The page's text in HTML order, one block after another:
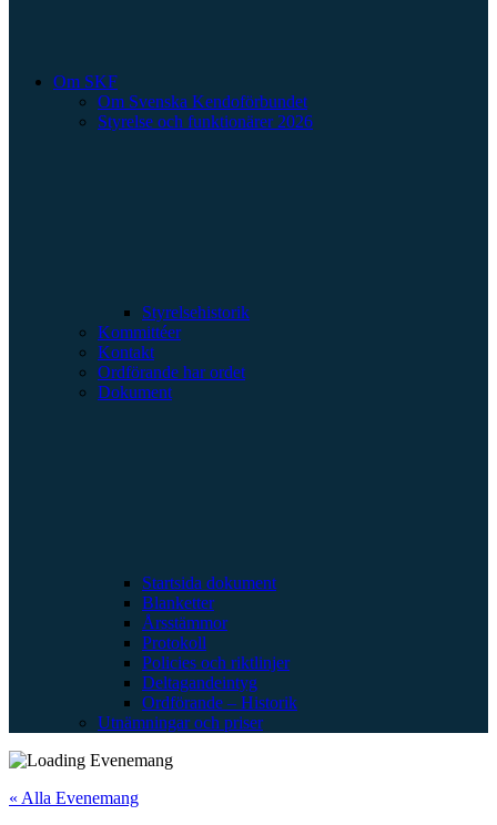
Om SKF
Om Svenska Kendoförbundet
Styrelse och funktionärer 2026
Styrelsehistorik
Kommittéer
Kontakt
Ordförande har ordet
Dokument
Startsida dokument
Blanketter
Årsstämmor
Protokoll
Policies och riktlinjer
Deltagandeintyg
Ordförande – Historik
Utnämningar och priser
« Alla Evenemang